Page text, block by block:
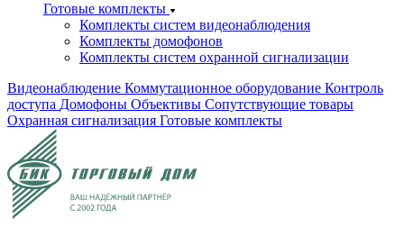
Готовые комплекты
Комплекты систем видеонаблюдения
Комплекты домофонов
Комплекты систем охранной сигнализации
Видеонаблюдение Коммутационное оборудование Контроль
доступа Домофоны Объективы Сопутствующие товары
Охранная сигнализация Готовые комплекты